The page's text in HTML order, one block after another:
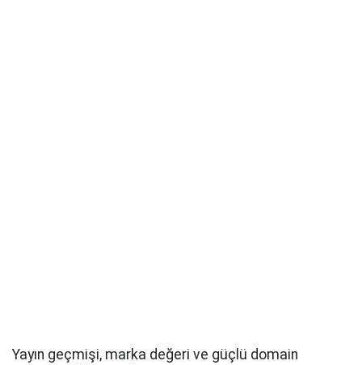
Yayın geçmişi, marka değeri ve güçlü domain